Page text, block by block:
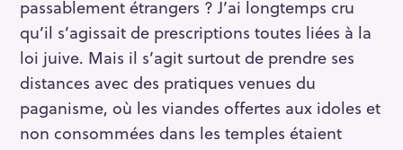
passablement étrangers ? J’ai longtemps cru
qu’il s’agissait de prescriptions toutes liées à la
loi juive. Mais il s’agit surtout de prendre ses
distances avec des pratiques venues du
paganisme, où les viandes offertes aux idoles et
non consommées dans les temples étaient